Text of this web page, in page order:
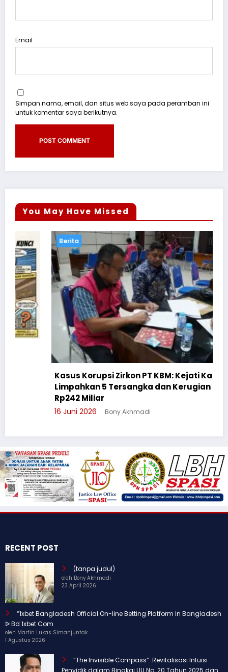
Email
Simpan nama, email, dan situs web saya pada peramban ini
untuk komentar saya berikutnya.
You May Have Missed
Berita
Kasus Korupsi Zirkon PT KBM: Kejati Kalteng
Limpahkan 5 Tersangka dan Kerugian Negara
Rp242 Miliar
16 Juni 2026 Bony Akhmadi
RECENT POST
(tanpa judul)
oleh Bony Akhmadi
23 April 2026
“1xbet Bangladesh Official On-line Betting Platform In Bangladesh
ᐉ Bd 1xbet Com
oleh Martin Lukas Simanjuntak
1 Agustus 2026
“The Invisible Compass”: Revitalisasi Intuisi
Penyidik dalam Bingkai UU No. 20 Tahun 2025 dan